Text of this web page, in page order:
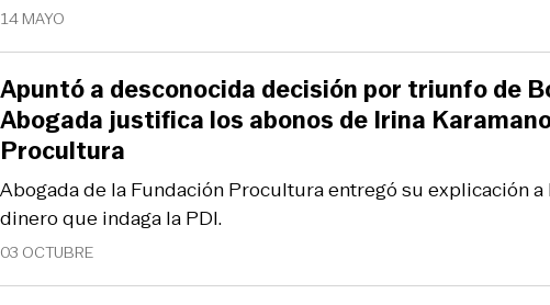
14 MAYO
03 OCTUBRE
Abogada de la Fundación Procultura entregó su explicación a
dinero que indaga la PDI.
Apuntó a desconocida decisión por triunfo de
Abogada justifica los abonos de Irina
Procultura